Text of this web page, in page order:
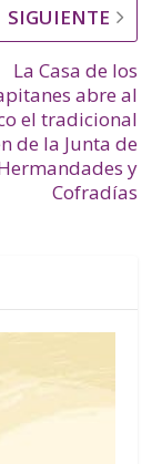
SIGUIENTE
La Casa de los
abre al
el tradicional
de la Junta de
y
Cofradías